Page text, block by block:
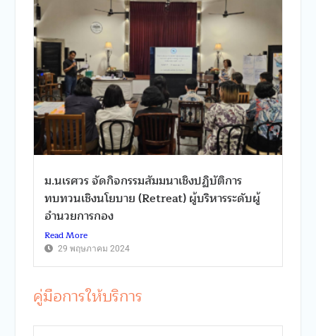
ม.นเรศวร จัดกิจกรรมสัมมนาเชิงปฏิบัติการ
ทบทวนเชิงนโยบาย (Retreat) ผู้บริหารระดับผู้
อำนวยการกอง
Read More
29 พฤษภาคม 2024
คู่มือการให้บริการ